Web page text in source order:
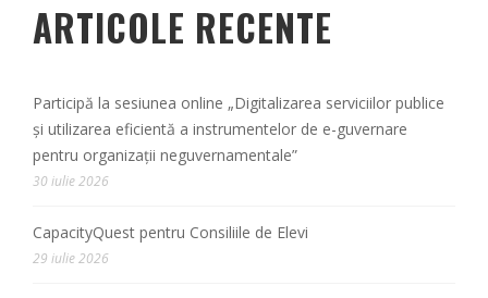
ARTICOLE RECENTE
Participă la sesiunea online „Digitalizarea serviciilor publice
și utilizarea eficientă a instrumentelor de e-guvernare
pentru organizații neguvernamentale”
30 iulie 2026
CapacityQuest pentru Consiliile de Elevi
29 iulie 2026